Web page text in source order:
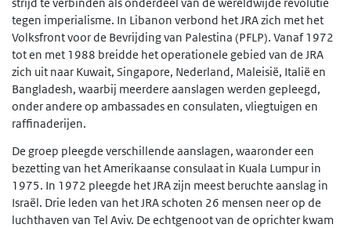
tegen imperialisme. In Libanon verbond het JRA zich met het
Volksfront voor de Bevrijding van Palestina (PFLP). Vanaf 1972
tot en met 1988 breidde het operationele gebied van de JRA
zich uit naar Kuwait, Singapore, Nederland, Maleisië, Italië en
Bangladesh, waarbij meerdere aanslagen werden gepleegd,
onder andere op ambassades en consulaten, vliegtuigen en
raffinaderijen.
De groep pleegde verschillende aanslagen, waaronder een
bezetting van het Amerikaanse consulaat in Kuala Lumpur in
1975. In 1972 pleegde het JRA zijn meest beruchte aanslag in
Israël. Drie leden van het JRA schoten 26 mensen neer op de
luchthaven van Tel Aviv. De echtgenoot van de oprichter kwam